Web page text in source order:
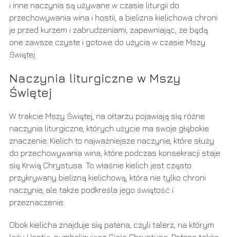
i inne naczynia są używane w czasie liturgii do
przechowywania wina i hostii, a bielizna kielichowa chroni
je przed kurzem i zabrudzeniami, zapewniając, że będą
one zawsze czyste i gotowe do użycia w czasie Mszy
Świętej.
Naczynia liturgiczne w Mszy
Świętej
W trakcie Mszy Świętej, na ołtarzu pojawiają się różne
naczynia liturgiczne, których użycie ma swoje głębokie
znaczenie. Kielich to najważniejsze naczynie, które służy
do przechowywania wina, które podczas konsekracji staje
się Krwią Chrystusa. To właśnie kielich jest często
przykrywany bielizną kielichową, która nie tylko chroni
naczynie, ale także podkreśla jego świętość i
przeznaczenie.
Obok kielicha znajduje się patena, czyli talerz, na którym